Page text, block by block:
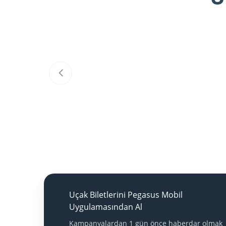
Uçak Biletlerini Pegasus Mobil
Uygulamasından Al
Kampanyalardan 1 gün önce haberdar olmak